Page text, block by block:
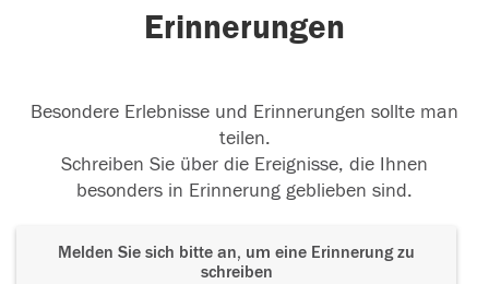
Erinnerungen
Besondere Erlebnisse und Erinnerungen sollte man
teilen.
Schreiben Sie über die Ereignisse, die Ihnen
besonders in Erinnerung geblieben sind.
Melden Sie sich bitte an, um eine Erinnerung zu
schreiben